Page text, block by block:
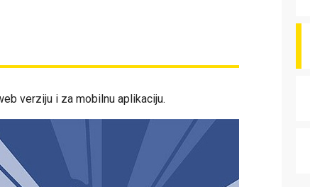
verziju i za mobilnu aplikaciju.